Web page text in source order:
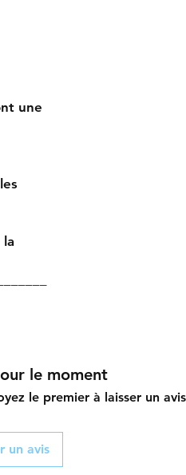
une
le moment
le premier à laisser un
un avis